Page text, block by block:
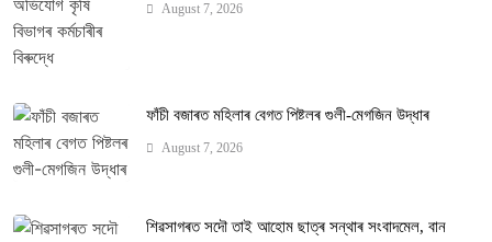
August 7, 2026
ফাঁচী বজাৰত মহিলাৰ বেগত পিষ্টলৰ গুলী-মেগজিন উদ্ধাৰ
August 7, 2026
শিৱসাগৰত সদৌ তাই আহোম ছাত্ৰ সন্থাৰ সংবাদমেল, বান